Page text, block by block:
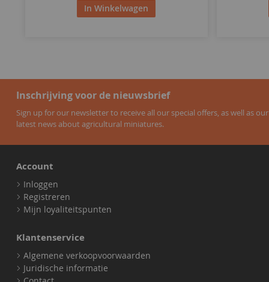
In Winkelwagen
Inschrijving voor de nieuwsbrief
Sign up for our newsletter to receive all our special offers, as well as our
latest news about agricultural miniatures.
Account
Inloggen
Registreren
Mijn loyaliteitspunten
Klantenservice
Algemene verkoopvoorwaarden
Juridische informatie